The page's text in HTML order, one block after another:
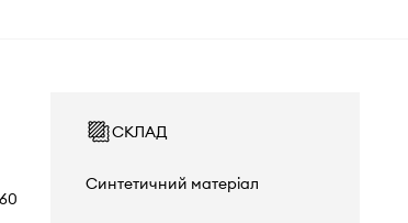
СКЛАД
Синтетичний матеріал